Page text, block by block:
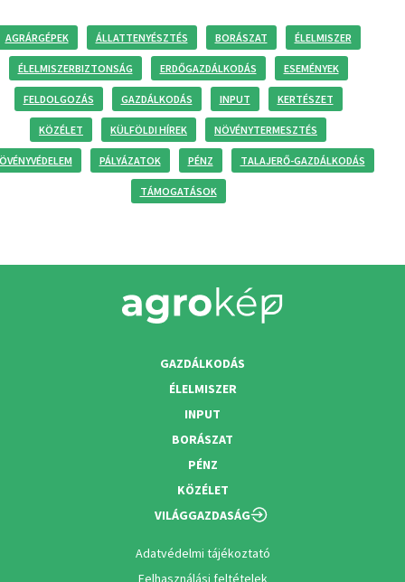
AGRÁRGÉPEK ÁLLATTENYÉSZTÉS BORÁSZAT ÉLELMISZER
ÉLELMISZERBIZTONSÁG ERDŐGAZDÁLKODÁS ESEMÉNYEK
FELDOLGOZÁS GAZDÁLKODÁS INPUT KERTÉSZET
KÖZÉLET KÜLFÖLDI HÍREK NÖVÉNYTERMESZTÉS
PÁLYÁZATOK PÉNZ TALAJERŐ-GAZDÁLKODÁS
TÁMOGATÁSOK
GAZDÁLKODÁS
ÉLELMISZER
INPUT
BORÁSZAT
PÉNZ
KÖZÉLET
VILÁGGAZDASÁG
Adatvédelmi tájékoztató
Felhasználási feltételek